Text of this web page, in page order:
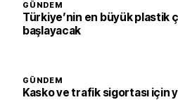
GÜNDEM
Türkiye’nin en büyük plastik
başlayacak
GÜNDEM
Kasko ve trafik sigortası için